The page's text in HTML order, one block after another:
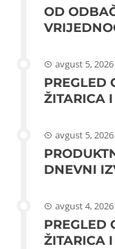
OD
avgust 5, 2026
PREGLED
ŽITARICA
avgust 5, 2026
DNEVNI
avgust 4, 2026
PREGLED
ŽITARICA